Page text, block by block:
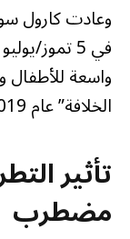
واسعة للأطفال
الخلافة” عام 2019.
تأثير
مضطرب